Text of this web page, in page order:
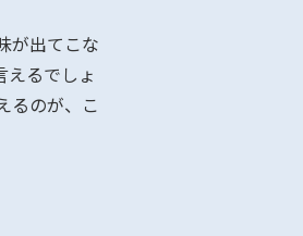
が出てこな
えるでしょ
るのが、こ